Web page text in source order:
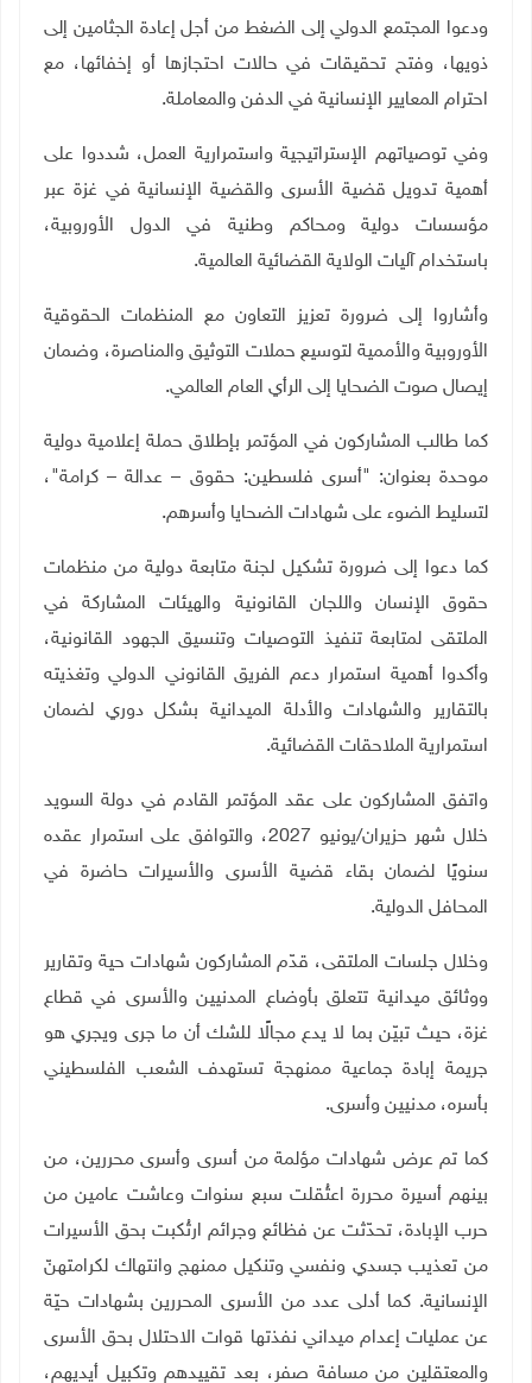
ودعوا المجتمع الدولي إلى الضغط من أجل إعادة الجثامين إلى
ذويها، وفتح تحقيقات في حالات احتجازها أو إخفائها، مع
احترام المعايير الإنسانية في الدفن والمعاملة.
وفي توصياتهم الإستراتيجية واستمرارية العمل، شددوا على
أهمية تدويل قضية الأسرى والقضية الإنسانية في غزة عبر
مؤسسات دولية ومحاكم وطنية في الدول الأوروبية،
باستخدام آليات الولاية القضائية العالمية.
وأشاروا إلى ضرورة تعزيز التعاون مع المنظمات الحقوقية
الأوروبية والأممية لتوسيع حملات التوثيق والمناصرة، وضمان
إيصال صوت الضحايا إلى الرأي العام العالمي.
كما طالب المشاركون في المؤتمر بإطلاق حملة إعلامية دولية
موحدة بعنوان: "أسرى فلسطين: حقوق – عدالة – كرامة"،
لتسليط الضوء على شهادات الضحايا وأسرهم.
كما دعوا إلى ضرورة تشكيل لجنة متابعة دولية من منظمات
حقوق الإنسان واللجان القانونية والهيئات المشاركة في
الملتقى لمتابعة تنفيذ التوصيات وتنسيق الجهود القانونية،
وأكدوا أهمية استمرار دعم الفريق القانوني الدولي وتغذيته
بالتقارير والشهادات والأدلة الميدانية بشكل دوري لضمان
استمرارية الملاحقات القضائية.
واتفق المشاركون على عقد المؤتمر القادم في دولة السويد
خلال شهر حزيران/يونيو 2027، والتوافق على استمرار عقده
سنويًا لضمان بقاء قضية الأسرى والأسيرات حاضرة في
المحافل الدولية.
وخلال جلسات الملتقى، قدّم المشاركون شهادات حية وتقارير
ووثائق ميدانية تتعلق بأوضاع المدنيين والأسرى في قطاع
غزة، حيث تبيّن بما لا يدع مجالًا للشك أن ما جرى ويجري هو
جريمة إبادة جماعية ممنهجة تستهدف الشعب الفلسطيني
بأسره، مدنيين وأسرى.
كما تم عرض شهادات مؤلمة من أسرى وأسرى محررين، من
بينهم أسيرة محررة اعتُقلت سبع سنوات وعاشت عامين من
حرب الإبادة، تحدّثت عن فظائع وجرائم ارتُكبت بحق الأسيرات
من تعذيب جسدي ونفسي وتنكيل ممنهج وانتهاك لكرامتهنّ
الإنسانية. كما أدلى عدد من الأسرى المحررين بشهادات حيّة
عن عمليات إعدام ميداني نفذتها قوات الاحتلال بحق الأسرى
والمعتقلين من مسافة صفر، بعد تقييدهم وتكبيل أيديهم،